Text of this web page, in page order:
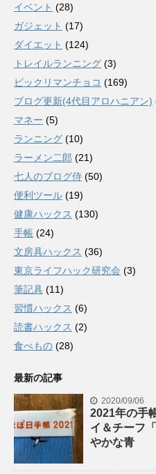
イベント (28)
ガジェット (17)
ダイエット (124)
トレイルランニング (3)
ビックリマンチョコ (169)
ブログ更新(4代目アロハニアン)
マネー (5)
ランニング (10)
ラーメン二郎 (21)
七人のブログ侍 (50)
便利ツール (19)
健康ハックス (130)
手帳 (24)
文房具ハックス (36)
東京ライフハック研究会 (3)
筆記具 (11)
習慣ハックス (6)
読書ハックス (2)
食べもの (28)
最新の記事
2020/09/06
2021年の手
イ＆チーフ
やかな青